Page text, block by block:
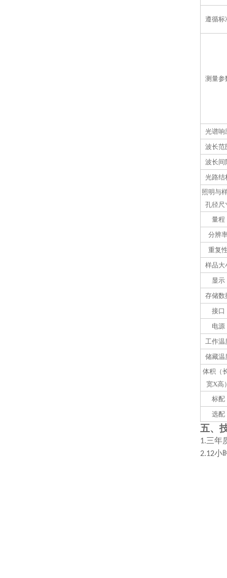
遵循标
测量参
光谱响
波长范
波长间
光路结
照明与
孔径尺
量程
分辨
重复
样品大
显示
存储数
接口
电源
工作温
储藏温
体积（
宽X高
标配
选配
五、
1.三年
2.12小